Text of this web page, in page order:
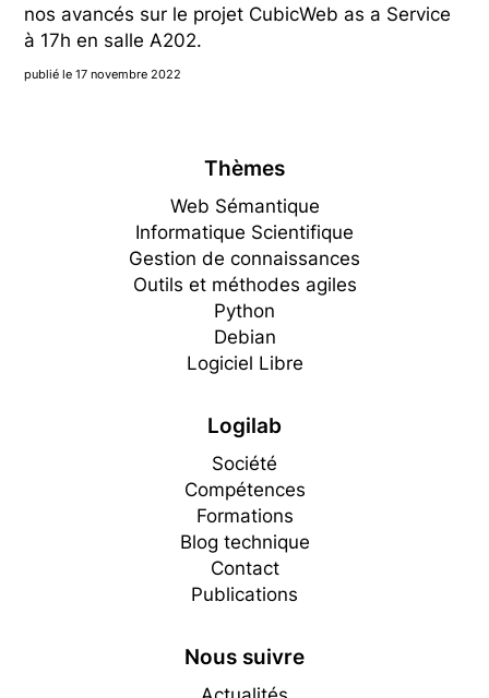
nos avancés sur le projet CubicWeb as a Service
à 17h en salle A202.
publié le 17 novembre 2022
Thèmes
Web Sémantique
Informatique Scientifique
Gestion de connaissances
Outils et méthodes agiles
Python
Debian
Logiciel Libre
Logilab
Société
Compétences
Formations
Blog technique
Contact
Publications
Nous suivre